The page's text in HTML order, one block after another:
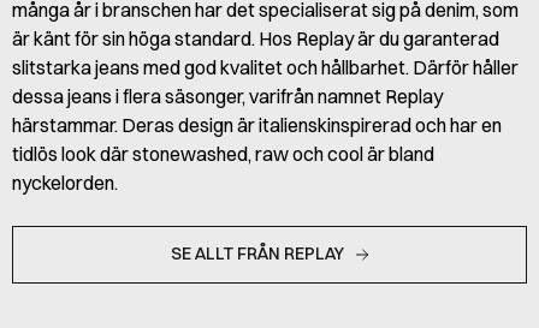
många år i branschen har det specialiserat sig på denim, som
är känt för sin höga standard. Hos Replay är du garanterad
slitstarka jeans med god kvalitet och hållbarhet. Därför håller
dessa jeans i flera säsonger, varifrån namnet Replay
härstammar. Deras design är italienskinspirerad och har en
tidlös look där stonewashed, raw och cool är bland
nyckelorden.
SE ALLT FRÅN REPLAY